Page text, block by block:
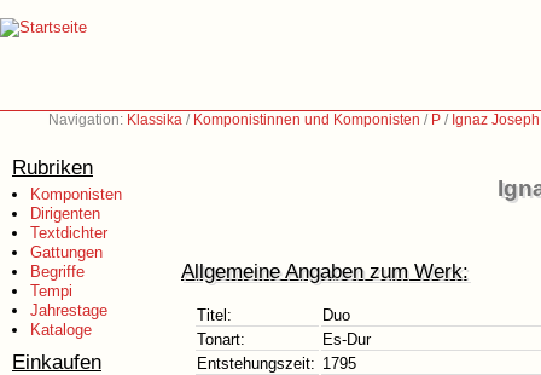
Navigation: Klassika / Komponistinnen und Komponisten / P / Ignaz
Rubriken
Komponisten
Dirigenten
Textdichter
Gattungen
Begriffe
Tempi
Jahrestage
Kataloge
Einkaufen
Allgemeine Angaben zum Werk:
Titel:
Duo
Tonart:
Es-Dur
Entstehungszeit: 1795